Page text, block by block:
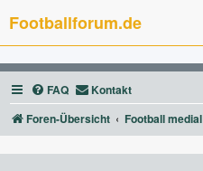
Footballforum.de
FAQ Kontakt
Foren-Übersicht
Football medial